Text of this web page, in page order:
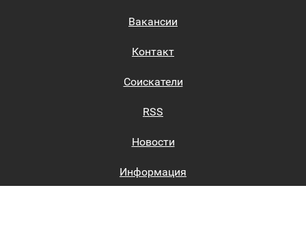
Вакансии
Контакт
Соискатели
RSS
Новости
Информация